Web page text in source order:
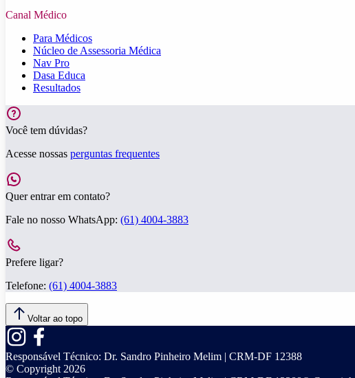
Canal Médico
Para Médicos
Núcleo de Assessoria Médica
Nav Pro
Dasa Educa
Resultados
Você tem dúvidas?
Acesse nossas perguntas frequentes
Quer entrar em contato?
Fale no nosso WhatsApp: (61) 4004-3883
Prefere ligar?
Telefone: (61) 4004-3883
Voltar ao topo
Responsável Técnico: Dr. Sandro Pinheiro Melim | CRM-DF 12388
© Copyright 2026